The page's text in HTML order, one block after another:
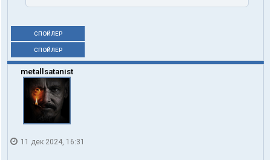
СПОЙЛЕР
СПОЙЛЕР
metallsatanist
11 дек 2024, 16:31